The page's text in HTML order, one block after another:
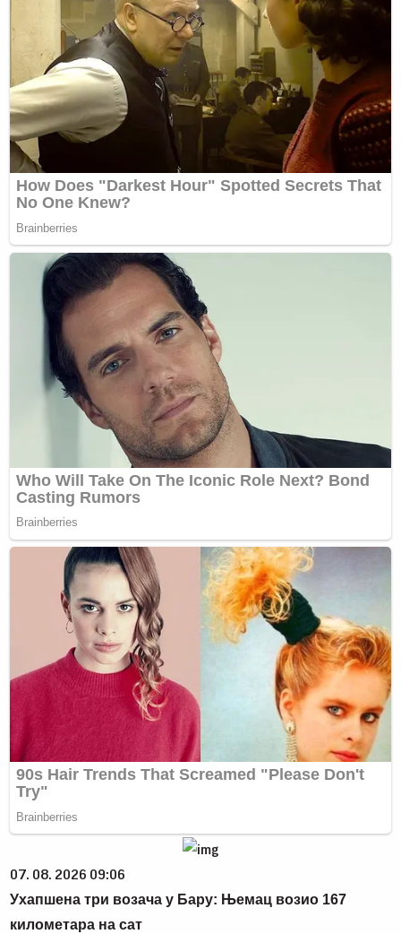
07. 08. 2026 09:06
Ухапшена три возача у Бару: Њемац возио 167
километара на сат